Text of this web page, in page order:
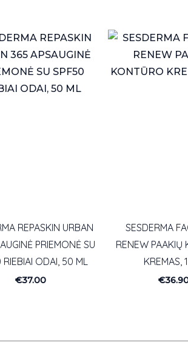
REPASKIN URBAN
PRIEMONĖ SU
RIEBIAI ODAI, 50 ML
€37.00
SESDERMA
RENEW PAAKIŲ
KREMAS,
€